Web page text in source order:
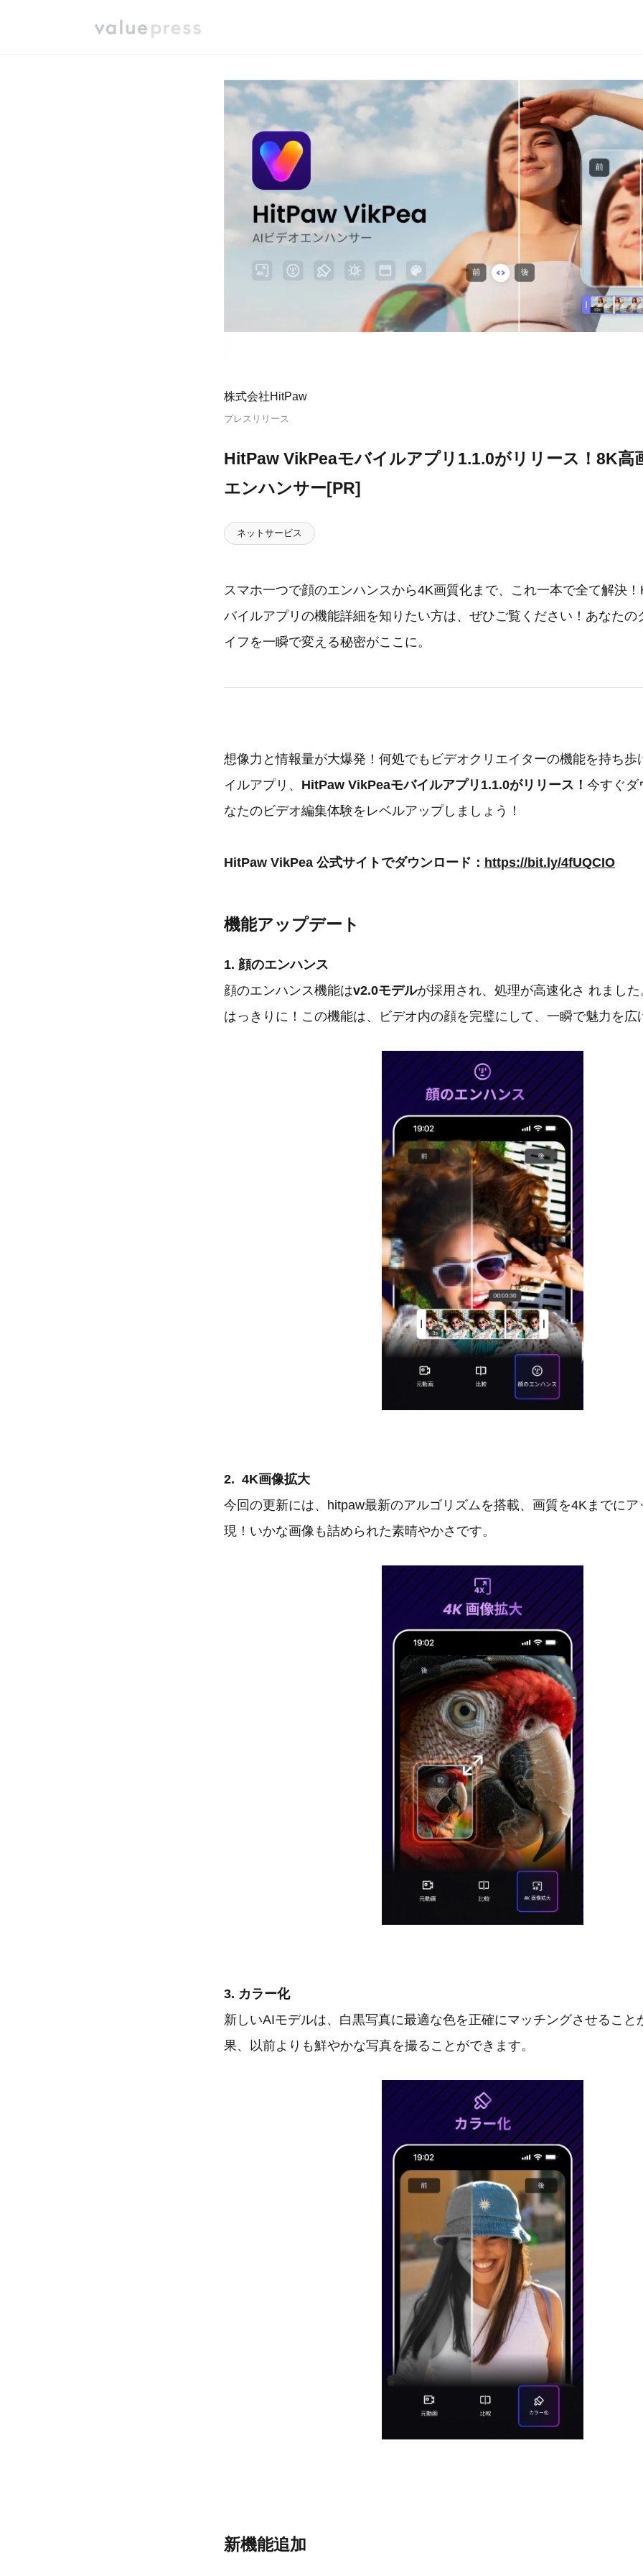
株式会社HitPaw
プレスリリース
HitPaw VikPeaモバイルアプリ1.1.0がリリース！8K高
エンハンサー[PR]
ネットサービス
スマホ一つで顔のエンハンスから4K画質化まで、これ一本で全て解決
バイルアプリの機能詳細を知りたい方は、ぜひご覧ください！あなたの
イフを一瞬で変える秘密がここに。
想像力と情報量が大爆発！何処でもビデオクリエイターの機能を持ち歩
イルアプリ、 HitPaw VikPeaモバイルアプリ1.1.0がリリース！ 今すぐダ
なたのビデオ編集体験をレベルアップしましょう！
HitPaw VikPea 公式サイトでダウンロード： https://bit.ly/4fUQCIO
機能アップデート
1. 顔のエンハンス
顔のエンハンス機能はv2.0モデルが採用され、処理が高速化さ れまし
はっきりに！この機能は、ビデオ内の顔を完璧にして、一瞬で魅力を広
2. 4K画像拡大
今回の更新には、hitpaw最新のアルゴリズムを搭載、画質を4Kまでにア
現！いかな画像も詰められた素晴やかさです。
3. カラー化
新しいAIモデルは、白黒写真に最適な色を正確にマッチングさせること
果、以前よりも鮮やかな写真を撮ることができます。
新機能追加